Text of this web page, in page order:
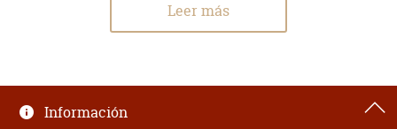
Leer más
Información